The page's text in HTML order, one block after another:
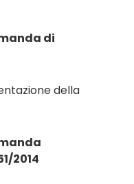
di
della
2014